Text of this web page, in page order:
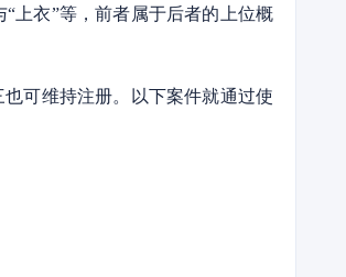
“上衣”等，前者属于后者的上位概
可维持注册。以下案件就通过使